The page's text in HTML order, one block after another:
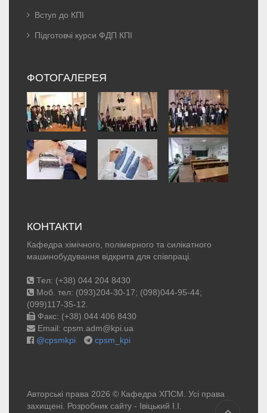
Вступ до КПІ
Підготовчі курси ФДП КПІ
ФОТОГАЛЕРЕЯ
КОНТАКТИ
Кафедра хімічного, полімерного та силікатного
машинобудування відкрита для співпраці.
Тел: (+38) 044 204 8430
Моб. тел: (093)204-30-17; (098)044-95-44;
(099)117-35-12.
Факс: (+38) 044 406 8430
Email: cpsm.adm@kpi.ua
@cpsmkpi
cpsm_kpi
Авторські права 2026 © Кафедра ХПСМ. Усі права
захищені. Розробник сайту - Івіцький І.І.